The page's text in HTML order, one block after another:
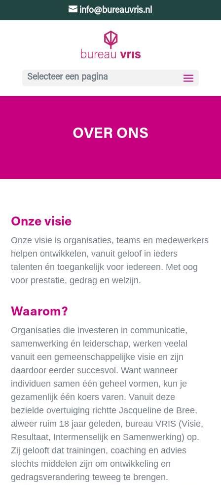
info@bureauvris.nl
Selecteer een pagina
OVER ONS
Onze visie
Onze visie is organisaties, teams en medewerkers
helpen ontwikkelen, vanuit geloof in ieders
talenten én toegankelijk voor iedereen. Met oog
voor prestatie, gedrag en welzijn.
Waarom?
Organisaties die investeren in communicatie,
samenwerking én leiderschap, werken veelal
vanuit een gemeenschappelijke visie en zijn
daardoor eerder succesvol. Want wanneer
individuen samen één geheel vormen, kun je
gezamenlijk één koers varen. Vanuit deze
bezielde overtuiging richtte Jacqueline de Bree,
alweer ruim 18 jaar geleden, bureau VRIS (Visie,
Resultaat, Intermenselijk en Samenwerking) op.
Zij gelooft dat trainingen, coaching en advies
slechts middelen zijn om ontwikkeling en
gedragsverandering teweeg te brengen.